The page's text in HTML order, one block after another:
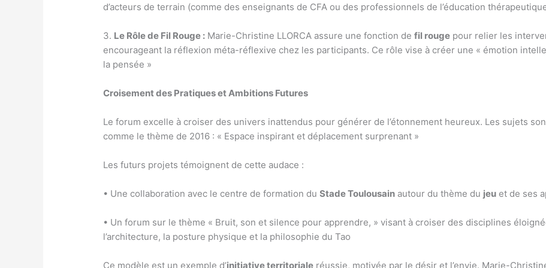
d’acteurs de terrain (comme des enseignants de CFA ou des professionnels de l’éducation
3. Le Rôle de Fil Rouge : Marie-Christine LLORCA assure une fonction defil rouge pour relier les
encourageant la réflexion méta-réflexive chez les participants. Ce rôle vise à créer une « émotion
la pensée »
Croisement des Pratiques et Ambitions Futures
Le forum excelle à croiser des univers inattendus pour générer de l’étonnement heureux. Les sujets
comme le thème de 2016 : « Espace inspirant et déplacement surprenant »
Les futurs projets témoignent de cette audace :
• Une collaboration avec le centre de formation duStade Toulousain autour du thème du jeu et de ses
• Un forum sur le thème « Bruit, son et silence pour apprendre, » visant à croiser des disciplines
l’architecture, la posture physique et la philosophie du Tao
Ce modèle est un exemple d’initiative territoriale réussie, motivée par le désir et l’envie. Marie-